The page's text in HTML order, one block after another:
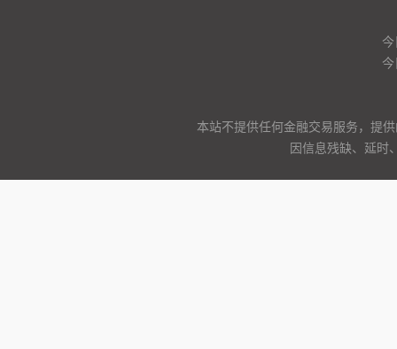
本站不提供任何金融交易服务，提
因信息残缺、延时